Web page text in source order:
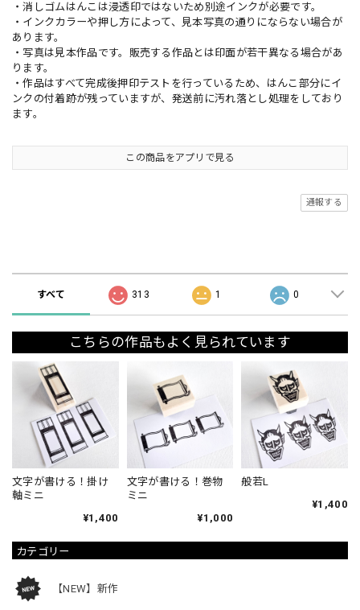
カテゴリー
【NEW】新作
・消しゴムはんこは浸透印ではないため別途インクが必要です。
・インクカラーや押し方によって、見本写真の通りにならない場合が
あります。
・写真は見本作品です。販売する作品とは印面が若干異なる場合があ
ります。
・作品はすべて完成後押印テストを行っているため、はんこ部分にイ
ンクの付着跡が残っていますが、発送前に汚れ落とし処理をしており
ます。
この商品をアプリで見る
通報する
すべて 313 1 0
こちらの作品もよく見られています
文字が書ける！掛け
軸ミニ
¥1,400
文字が書ける！巻物
ミニ
¥1,000
般若L
¥1,400